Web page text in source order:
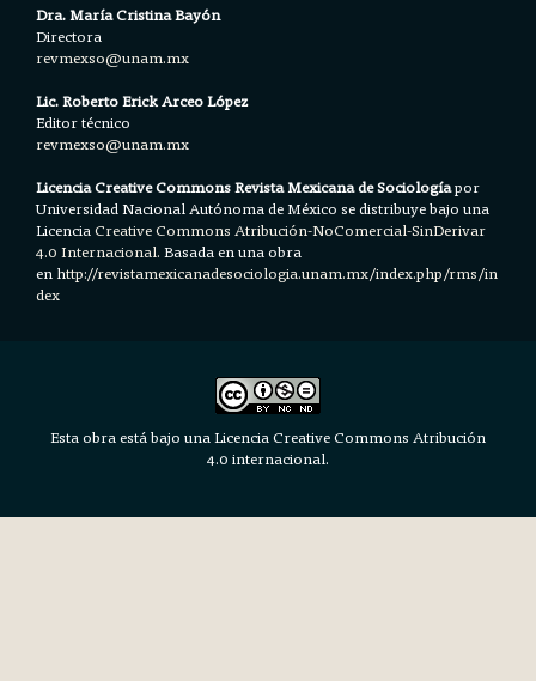
Dra. María Cristina Bayón
Directora
revmexso@unam.mx
Lic. Roberto Erick Arceo López
Editor técnico
revmexso@unam.mx
Licencia Creative Commons Revista Mexicana de Sociologíapor
Universidad Nacional Autónoma de México se distribuye bajo una
LicenciaCreative Commons Atribución-NoComercial-SinDerivar
4.0 Internacional.Basada en una obra
en http://revistamexicanadesociologia.unam.mx/index.php/rms/in
dex
Esta obra está bajo una Licencia Creative Commons Atribución
4.0 internacional.